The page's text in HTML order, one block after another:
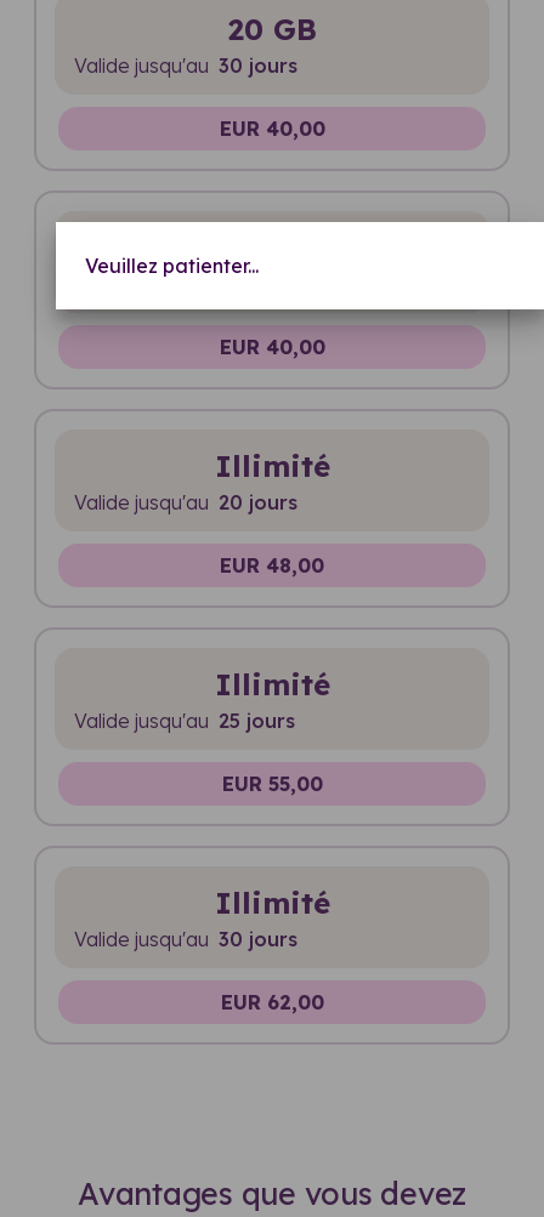
Veuillez patienter...
20 GB
Valide jusqu'au 30 jours
EUR 40,00
Valide jusqu'au
EUR 40,00
Illimité
Valide jusqu'au 20 jours
EUR 48,00
Illimité
Valide jusqu'au 25 jours
EUR 55,00
Illimité
Valide jusqu'au 30 jours
EUR 62,00
Avantages que vous devez